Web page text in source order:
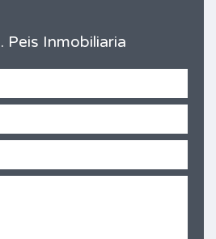
Peis Inmobiliaria